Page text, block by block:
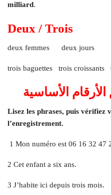
milliard.
Deux / Trois
deux femmes deux jours
trois baguettes trois
الأساسية
Lisez les phrases, puis vérifiez
l’enregistrement.
1 Mon numéro est 06 16 32 47
2 Cet enfant a six ans.
3 J’habite ici depuis trois mois.